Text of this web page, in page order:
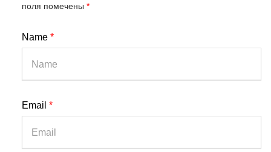
поля помечены *
Name *
Email *